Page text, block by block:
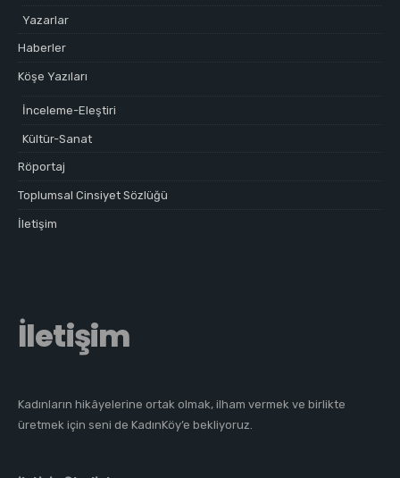
Yazarlar
Haberler
Köşe Yazıları
İnceleme-Eleştiri
Kültür-Sanat
Röportaj
Toplumsal Cinsiyet Sözlüğü
İletişim
İletişim
Kadınların hikâyelerine ortak olmak, ilham vermek ve birlikte
üretmek için seni de KadınKöy’e bekliyoruz.